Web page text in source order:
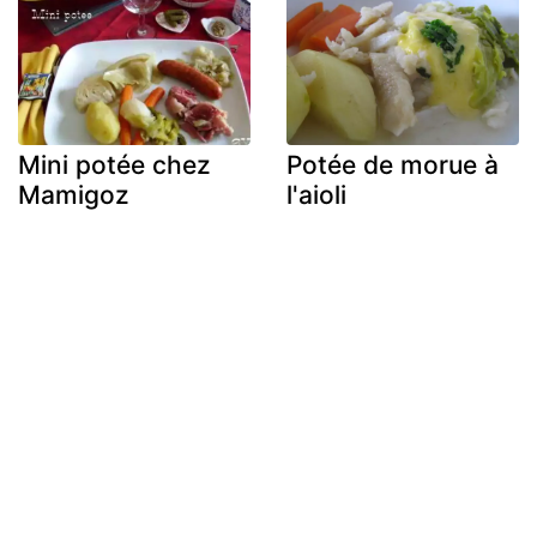
Mini potée chez
Mamigoz
Potée de morue à
l'aioli